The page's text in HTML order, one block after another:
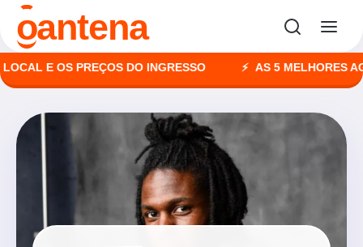
oantena
E OS PREÇOS DO INGRESSO AS 5 MELHORES